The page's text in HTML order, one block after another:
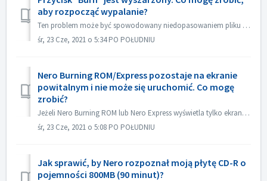
aby rozpocząć wypalanie?
Ten problem może być spowodowany niedopasowaniem pliku projektu do Twojego typu projektu. Proszę wypróbować inne typy projektów, aby sprawdzić, czy nie ma p...
śr, 23 Cze, 2021 o 5:34 PO POŁUDNIU
Nero Burning ROM/Express pozostaje na ekranie
powitalnym i nie może się uruchomić. Co mogę
zrobić?
Jeżeli Nero Burning ROM lub Nero Express wyświetla tylko ekran powitalny, ale nie ma okna aplikacji, sprawdź, czy na komputerze nie działa żaden napęd dysko...
śr, 23 Cze, 2021 o 5:08 PO POŁUDNIU
Jak sprawić, by Nero rozpoznał moją płytę CD-R o
pojemności 800MB (90 minut)?